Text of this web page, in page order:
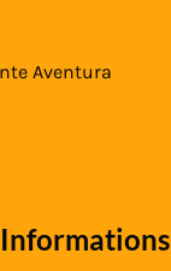
Aventura
Informations